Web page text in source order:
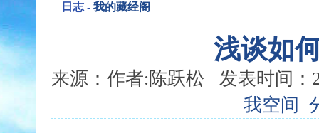
日志 - 我的藏经阁
浅谈如
来源：作者:陈跃松 发表时间
我空间